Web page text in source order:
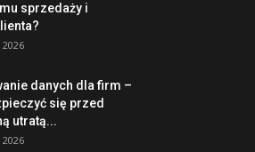
sprzedaży i
danych dla firm –
się przed
utratą...